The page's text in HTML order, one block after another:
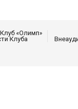
«Олимп»
Клуба